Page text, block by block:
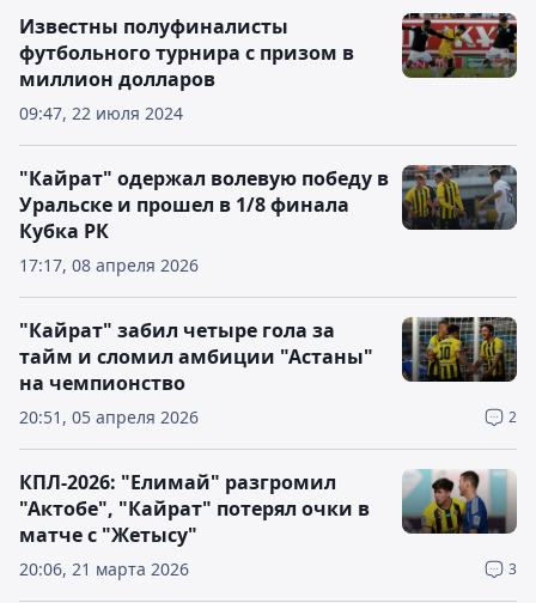
09:47, 22 июля 2024
Известны полуфиналисты
футбольного турнира с призом в
миллион долларов
17:17, 08 апреля 2026
"Кайрат" одержал волевую победу в
Уральске и прошел в 1/8 финала
Кубка РК
20:51, 05 апреля 2026 2
"Кайрат" забил четыре гола за
тайм и сломил амбиции "Астаны"
на чемпионство
20:06, 21 марта 2026 3
КПЛ-2026: "Елимай" разгромил
"Актобе", "Кайрат" потерял очки в
матче с "Жетысу"